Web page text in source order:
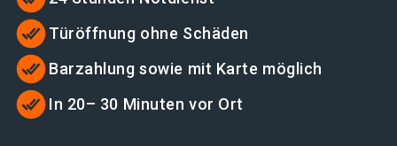
Türöffnung ohne Schäden
Barzahlung sowie mit Karte möglich
In 20– 30 Minuten vor Ort